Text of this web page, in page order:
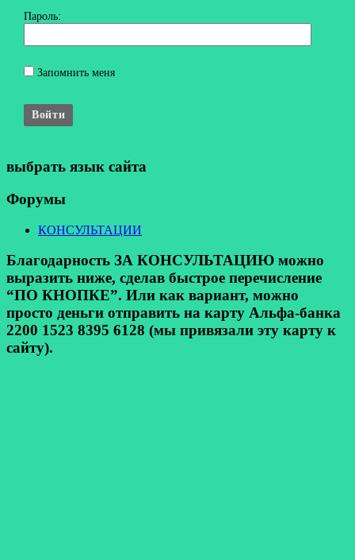
Пароль:
Запомнить меня
Войти
выбрать язык сайта
Форумы
КОНСУЛЬТАЦИИ
Благодарность ЗА КОНСУЛЬТАЦИЮ можно
выразить ниже, сделав быстрое перечисление
“ПО КНОПКЕ”. Или как вариант, можно
просто деньги отправить на карту Альфа-банка
2200 1523 8395 6128 (мы привязали эту карту к
сайту).